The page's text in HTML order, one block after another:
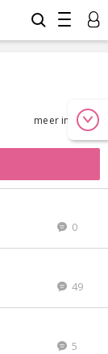
meer info
0
49
5